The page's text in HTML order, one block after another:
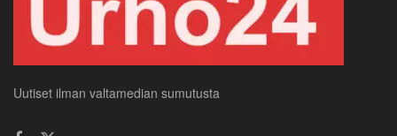
Uutiset ilman valtamedian sumutusta